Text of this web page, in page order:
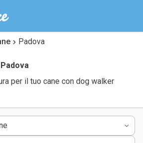
Padova
Padova
per il tuo cane con dog walker